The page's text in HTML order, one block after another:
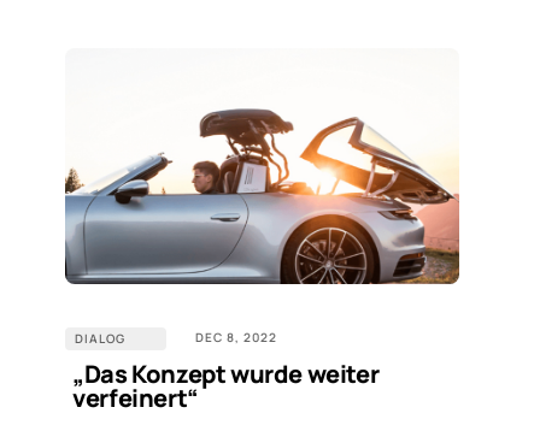
DIALOG DEC 8, 2022
„Das Konzept wurde weiter
verfeinert“